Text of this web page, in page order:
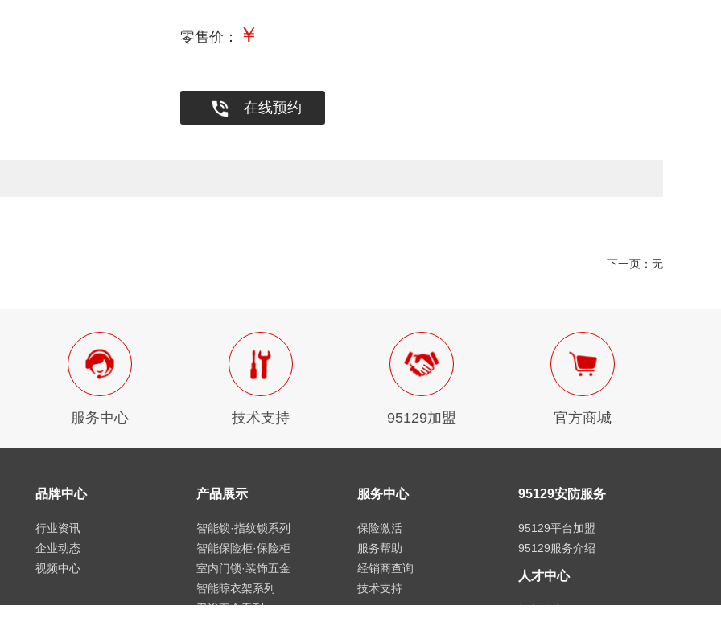
零售价： ￥
在线预约
下一页： 无
服务中心 技术支持 95129加盟 官方商城
品牌中心
行业资讯
企业动态
视频中心
产品展示
智能锁·指纹锁系列
智能保险柜·保险柜
室内门锁·装饰五金
智能晾衣架系列
卫浴五金系列
服务中心
保险激活
服务帮助
经销商查询
技术支持
95129安防服务
95129平台加盟
95129服务介绍
人才中心